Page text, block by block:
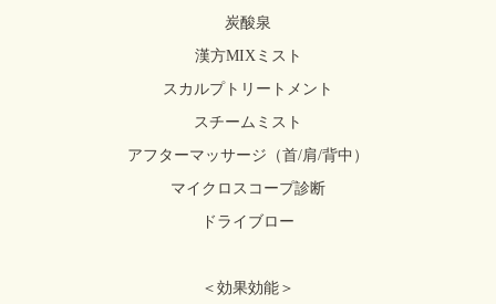
炭酸泉
漢方MIXミスト
スカルプトリートメント
スチームミスト
アフターマッサージ（首/肩/背中）
マイクロスコープ診断
ドライブロー
＜効果効能＞